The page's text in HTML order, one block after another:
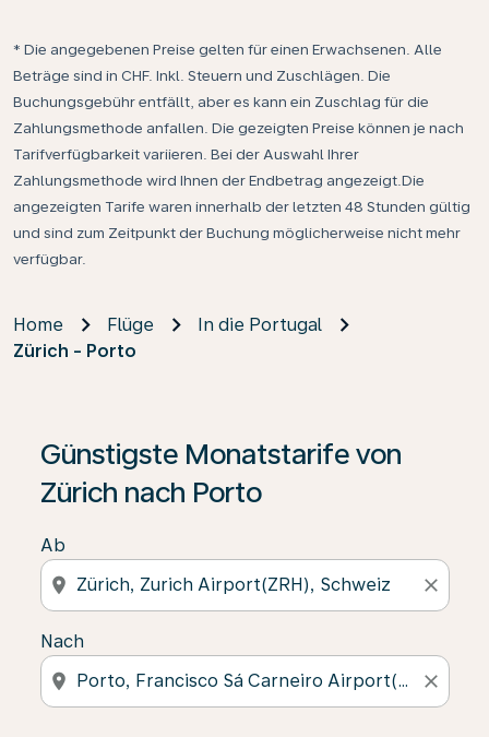
* Die angegebenen Preise gelten für einen Erwachsenen. Alle
Beträge sind in CHF. Inkl. Steuern und Zuschlägen. Die
Buchungsgebühr entfällt, aber es kann ein Zuschlag für die
Zahlungsmethode anfallen. Die gezeigten Preise können je nach
Tarifverfügbarkeit variieren. Bei der Auswahl Ihrer
Zahlungsmethode wird Ihnen der Endbetrag angezeigt.Die
angezeigten Tarife waren innerhalb der letzten 48 Stunden gültig
und sind zum Zeitpunkt der Buchung möglicherweise nicht mehr
verfügbar.
Home Flüge
In die Portugal
Zürich - Porto
Günstigste Monatstarife von
Zürich nach Porto
Ab
location_on close
Nach
location_on close